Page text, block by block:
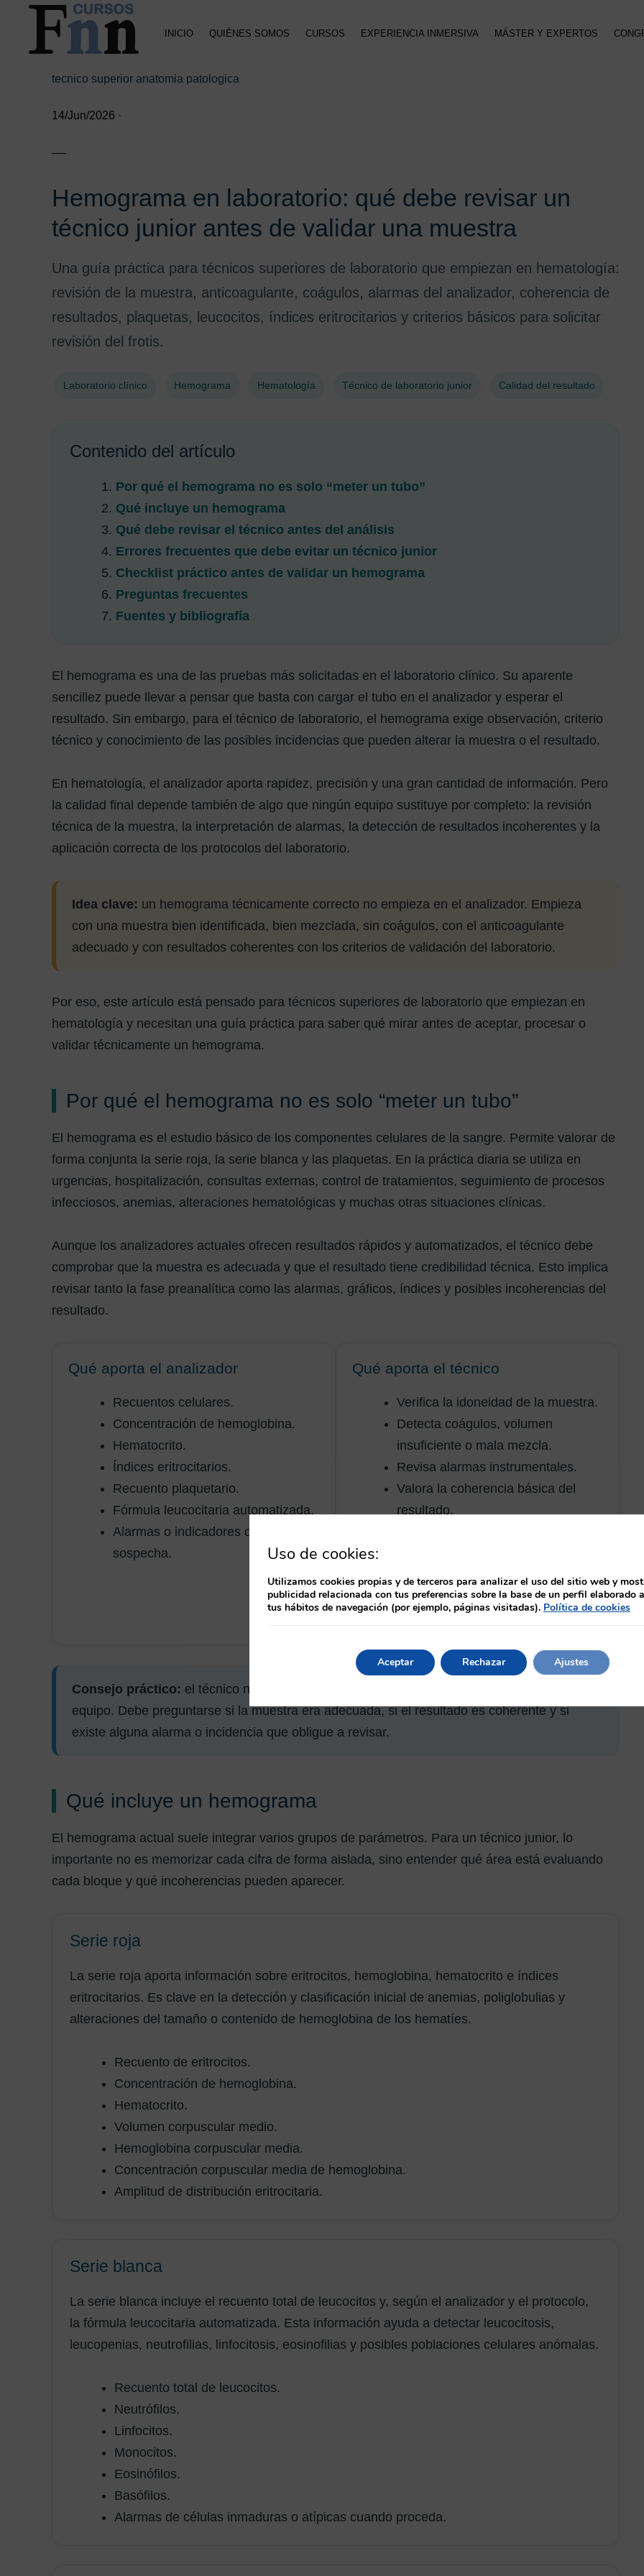
Saltar
Saltar
Saltar
FNN
online
INICIO QUIÉNES SOMOS CURSOS EXPERIENCIA INMERSIVA MÁSTER Y EXPERTOS
tecnico superior anatomia patologica
14/Jun/2026 ·
Hemograma en laboratorio: qué debe revisar un
técnico junior antes de validar una muestra
Una guía práctica para técnicos superiores de laboratorio que empiezan en hematología:
revisión de la muestra, anticoagulante, coágulos, alarmas del analizador, coherencia de
resultados, plaquetas, leucocitos, índices eritrocitarios y criterios básicos para solicitar
revisión del frotis.
Laboratorio clínico Hemograma Hematología Técnico de laboratorio junior Calidad del resultado
Contenido del artículo
Por qué el hemograma no es solo “meter un tubo”
Qué incluye un hemograma
Qué debe revisar el técnico antes del análisis
Errores frecuentes que debe evitar un técnico junior
Checklist práctico antes de validar un hemograma
Preguntas frecuentes
Fuentes y bibliografía
El hemograma es una de las pruebas más solicitadas en el laboratorio clínico. Su aparente
sencillez puede llevar a pensar que basta con cargar el tubo en el analizador y esperar el
resultado. Sin embargo, para el técnico de laboratorio, el hemograma exige observación, criterio
técnico y conocimiento de las posibles incidencias que pueden alterar la muestra o el resultado.
En hematología, el analizador aporta rapidez, precisión y una gran cantidad de información. Pero
la calidad final depende también de algo que ningún equipo sustituye por completo: la revisión
técnica de la muestra, la interpretación de alarmas, la detección de resultados incoherentes y la
aplicación correcta de los protocolos del laboratorio.
Idea clave: un hemograma técnicamente correcto no empieza en el analizador. Empieza
con una muestra bien identificada, bien mezclada, sin coágulos, con el anticoagulante
adecuado y con resultados coherentes con los criterios de validación del laboratorio.
Por eso, este artículo está pensado para técnicos superiores de laboratorio que empiezan en
hematología y necesitan una guía práctica para saber qué mirar antes de aceptar, procesar o
validar técnicamente un hemograma.
Por qué el hemograma no es solo “meter un tubo”
El hemograma es el estudio básico de los componentes celulares de la sangre. Permite valorar de
forma conjunta la serie roja, la serie blanca y las plaquetas. En la práctica diaria se utiliza en
urgencias, hospitalización, consultas externas, control de tratamientos, seguimiento de procesos
infecciosos, anemias, alteraciones hematológicas y muchas otras situaciones clínicas.
Aunque los analizadores actuales ofrecen resultados rápidos y automatizados, el técnico debe
comprobar que la muestra es adecuada y que el resultado tiene credibilidad técnica. Esto implica
revisar tanto la fase preanalítica como las alarmas, gráficos, índices y posibles incoherencias del
resultado.
Qué aporta el analizador
Recuentos celulares.
Concentración de hemoglobina.
Hematocrito.
Índices eritrocitarios.
Recuento plaquetario.
Fórmula leucocitaria automatizada.
Alarmas o indicadores de
sospecha.
Qué aporta el técnico
Verifica la idoneidad de la muestra.
Detecta coágulos, volumen
insuficiente o mala mezcla.
Revisa alarmas instrumentales.
Valora la coherencia básica del
resultado.
Consulta cuando existen dudas
técnicas.
Consejo práctico: el técnico no debe limitarse a aceptar automáticamente lo que emite el
equipo. Debe preguntarse si la muestra era adecuada, si el resultado es coherente y si
existe alguna alarma o incidencia que obligue a revisar.
Qué incluye un hemograma
El hemograma actual suele integrar varios grupos de parámetros. Para un técnico junior, lo
importante no es memorizar cada cifra de forma aislada, sino entender qué área está evaluando
cada bloque y qué incoherencias pueden aparecer.
Serie roja
La serie roja aporta información sobre eritrocitos, hemoglobina, hematocrito e índices
eritrocitarios. Es clave en la detección y clasificación inicial de anemias, poliglobulias y
alteraciones del tamaño o contenido de hemoglobina de los hematíes.
Recuento de eritrocitos.
Concentración de hemoglobina.
Hematocrito.
Volumen corpuscular medio.
Hemoglobina corpuscular media.
Concentración corpuscular media de hemoglobina.
Amplitud de distribución eritrocitaria.
Serie blanca
La serie blanca incluye el recuento total de leucocitos y, según el analizador y el protocolo,
la fórmula leucocitaria automatizada. Esta información ayuda a detectar leucocitosis,
leucopenias, neutrofilias, linfocitosis, eosinofilias y posibles poblaciones celulares anómalas.
Recuento total de leucocitos.
Neutrófilos.
Linfocitos.
Monocitos.
Eosinófilos.
Basófilos.
Alarmas de células inmaduras o atípicas cuando proceda.
Uso de cookies:
Utilizamos cookies propias y de terceros para analizar el uso del sitio web y
publicidad relacionada con tus preferencias sobre la base de un perfil elaborado
tus hábitos de navegación (por ejemplo, páginas visitadas). Política de cookies
Aceptar Rechazar Ajustes